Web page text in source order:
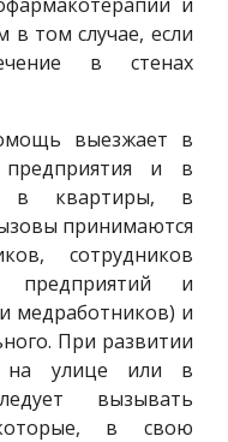
в том случае, если
в стенах
выезжает в
и в
в квартиры, в
принимаются
сотрудников
предприятий и
медработников) и
При развитии
на улице или в
вызывать
в свою